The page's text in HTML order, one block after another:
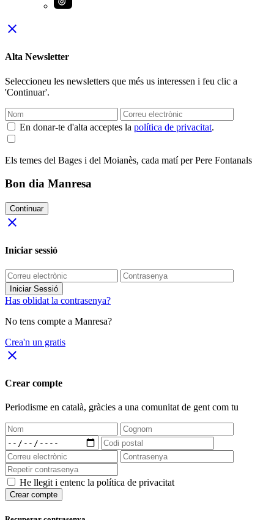
close
Alta Newsletter
Seleccioneu les newsletters que més us interessen i feu clic a
'Continuar'.
En donar-te d'alta acceptes la política de privacitat.
Els temes del Bages i del Moianès, cada matí per Pere Fontanals
Bon dia Manresa
Continuar
close
Iniciar sessió
Iniciar Sessió
Has oblidat la contrasenya?
No tens compte a Manresa?
Crea'n un gratis
close
Crear compte
Periodisme en català, gràcies a una comunitat de gent com tu
He llegit i entenc la política de privacitat
Crear compte